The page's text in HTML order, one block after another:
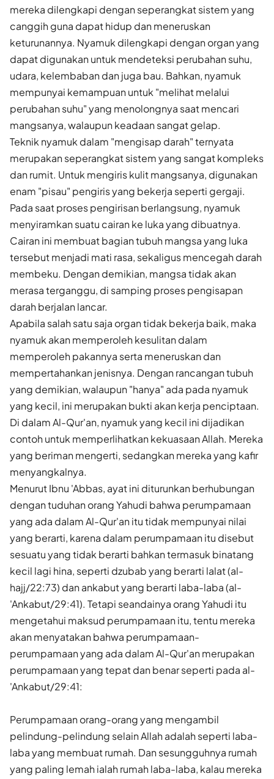
mereka dilengkapi dengan seperangkat sistem yang
canggih guna dapat hidup dan meneruskan
keturunannya. Nyamuk dilengkapi dengan organ yang
dapat digunakan untuk mendeteksi perubahan suhu,
udara, kelembaban dan juga bau. Bahkan, nyamuk
mempunyai kemampuan untuk "melihat melalui
perubahan suhu" yang menolongnya saat mencari
mangsanya, walaupun keadaan sangat gelap.
Teknik nyamuk dalam "mengisap darah" ternyata
merupakan seperangkat sistem yang sangat kompleks
dan rumit. Untuk mengiris kulit mangsanya, digunakan
enam "pisau" pengiris yang bekerja seperti gergaji.
Pada saat proses pengirisan berlangsung, nyamuk
menyiramkan suatu cairan ke luka yang dibuatnya.
Cairan ini membuat bagian tubuh mangsa yang luka
tersebut menjadi mati rasa, sekaligus mencegah darah
membeku. Dengan demikian, mangsa tidak akan
merasa terganggu, di samping proses pengisapan
darah berjalan lancar.
Apabila salah satu saja organ tidak bekerja baik, maka
nyamuk akan memperoleh kesulitan dalam
memperoleh pakannya serta meneruskan dan
mempertahankan jenisnya. Dengan rancangan tubuh
yang demikian, walaupun "hanya" ada pada nyamuk
yang kecil, ini merupakan bukti akan kerja penciptaan.
Di dalam Al-Qur'an, nyamuk yang kecil ini dijadikan
contoh untuk memperlihatkan kekuasaan Allah. Mereka
yang beriman mengerti, sedangkan mereka yang kafir
menyangkalnya.
Menurut Ibnu 'Abbas, ayat ini diturunkan berhubungan
dengan tuduhan orang Yahudi bahwa perumpamaan
yang ada dalam Al-Qur'an itu tidak mempunyai nilai
yang berarti, karena dalam perumpamaan itu disebut
sesuatu yang tidak berarti bahkan termasuk binatang
kecil lagi hina, seperti dzubab yang berarti lalat (al-
hajj/22:73) dan ankabut yang berarti laba-laba (al-
'Ankabut/29:41). Tetapi seandainya orang Yahudi itu
mengetahui maksud perumpamaan itu, tentu mereka
akan menyatakan bahwa perumpamaan-
perumpamaan yang ada dalam Al-Qur'an merupakan
perumpamaan yang tepat dan benar seperti pada al-
'Ankabut/29:41:
Perumpamaan orang-orang yang mengambil
pelindung-pelindung selain Allah adalah seperti laba-
laba yang membuat rumah. Dan sesungguhnya rumah
yang paling lemah ialah rumah laba-laba, kalau mereka